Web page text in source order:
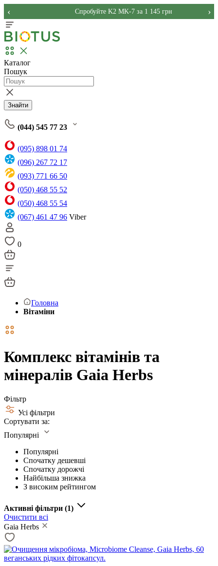
Спробуйте K2 MK-7 за 1 145 грн
‹ ›
Каталог
Пошук
Знайти
(044) 545 77 23
(095) 898 01 74
(096) 267 72 17
(093) 771 66 50
(050) 468 55 52
(050) 468 55 54
(067) 461 47 96 Viber
0
Головна
Вітаміни
Комплекс вітамінів та
мінералів Gaia Herbs
Фільтр
Усі фільтри
Сортувати за:
Популярні
Популярні
Спочатку дешевші
Спочатку дорожчі
Найбільша знижка
З високим рейтингом
Активні фільтри (1)
Очистити всі
Gaia Herbs